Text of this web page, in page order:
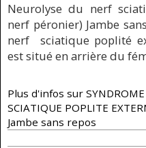
Neurolyse du nerf
nerf péronier) Jambe
nerf sciatique poplité
est situé en arrière du
Plus d'infos sur SYNDROME
SCIATIQUE POPLITE
Jambe sans repos